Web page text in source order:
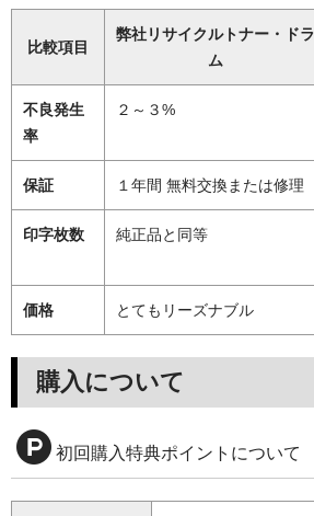
比較項目
弊社リサイクルトナー・ドラ
ム
不良発生
率
２～３%
保証 １年間 無料交換または修理
印字枚数 純正品と同等
価格 とてもリーズナブル
購入について
初回購入特典ポイントについて